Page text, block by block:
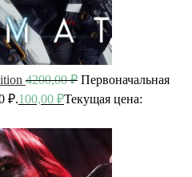
4200,00₽ Первоначальная
₽.100,00 ₽Текущая цена: